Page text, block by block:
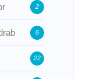
2
6
22